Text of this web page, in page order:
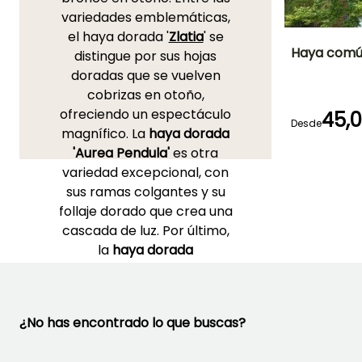
variedades emblemáticas,
el haya dorada 'Zlatia' se
distingue por sus hojas
doradas que se vuelven
cobrizas en otoño,
ofreciendo un espectáculo
magnífico. La haya dorada
'Aurea Pendula'es otra
variedad excepcional, con
sus ramas colgantes y su
follaje dorado que crea una
cascada de luz. Por último,
la haya dorada
añadiendo una textura
Haya
Desde
¿No has encontrado lo que buscas?